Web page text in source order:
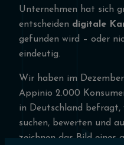
Unternehmen hat sich
entscheiden digitale
gefunden wird – oder
eindeutig.
Wir haben im
Appinio 2.000
in Deutschland befragt,
suchen, bewerten und
zeichnen das Bild eines